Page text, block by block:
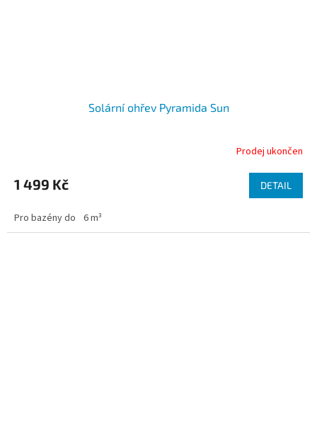
Solární ohřev Pyramida Sun
Prodej ukončen
1 499 Kč DETAIL
Pro bazény do 6 m³